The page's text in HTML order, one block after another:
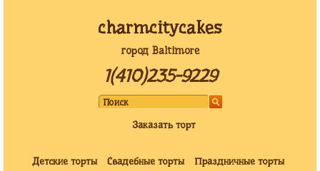
charmcitycakes
город Baltimore
1(410)235-9229
Заказать торт
Детские торты Свадебные торты
Праздничные торты